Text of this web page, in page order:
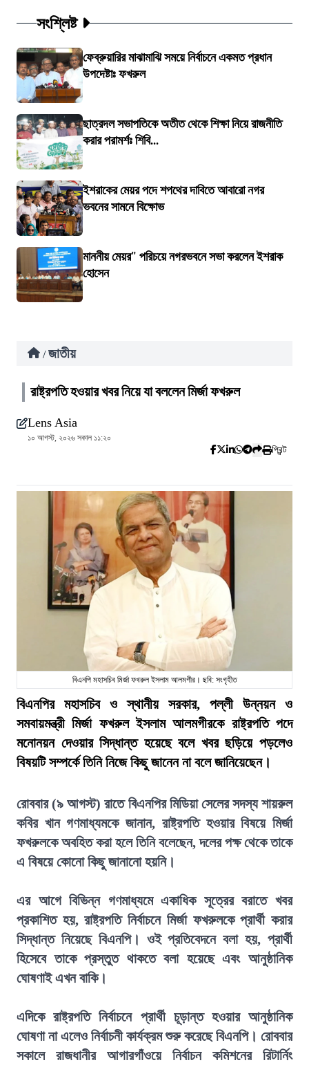
সংশ্লিষ্ট
ফেব্রুয়ারির মাঝামাঝি সময়ে নির্বাচনে একমত প্রধান
উপদেষ্টাঃ ফখরুল
ছাত্রদল সভাপতিকে অতীত থেকে শিক্ষা নিয়ে রাজনীতি
করার পরামর্শঃ শিবি...
ইশরাকের মেয়র পদে শপথের দাবিতে আবারো নগর
ভবনের সামনে বিক্ষোভ
মাননীয় মেয়র" পরিচয়ে নগরভবনে সভা করলেন ইশরাক
হোসেন
/ জাতীয়
রাষ্ট্রপতি হওয়ার খবর নিয়ে যা বললেন মির্জা ফখরুল
Lens Asia
১০ আগস্ট, ২০২৬ সকাল ১১:২০
প্রিন্ট
বিএনপি মহাসচিব মির্জা ফখরুল ইসলাম আলমগীর। ছবি: সংগৃহীত
বিএনপির মহাসচিব ও স্থানীয় সরকার, পল্লী উন্নয়ন ও
সমবায়মন্ত্রী মির্জা ফখরুল ইসলাম আলমগীরকে রাষ্ট্রপতি পদে
মনোনয়ন দেওয়ার সিদ্ধান্ত হয়েছে বলে খবর ছড়িয়ে পড়লেও
বিষয়টি সম্পর্কে তিনি নিজে কিছু জানেন না বলে জানিয়েছেন।
রোববার (৯ আগস্ট) রাতে বিএনপির মিডিয়া সেলের সদস্য শায়রুল
কবির খান গণমাধ্যমকে জানান, রাষ্ট্রপতি হওয়ার বিষয়ে মির্জা
ফখরুলকে অবহিত করা হলে তিনি বলেছেন, দলের পক্ষ থেকে তাকে
এ বিষয়ে কোনো কিছু জানানো হয়নি।
এর আগে বিভিন্ন গণমাধ্যমে একাধিক সূত্রের বরাতে খবর
প্রকাশিত হয়, রাষ্ট্রপতি নির্বাচনে মির্জা ফখরুলকে প্রার্থী করার
সিদ্ধান্ত নিয়েছে বিএনপি। ওই প্রতিবেদনে বলা হয়, প্রার্থী
হিসেবে তাকে প্রস্তুত থাকতে বলা হয়েছে এবং আনুষ্ঠানিক
ঘোষণাই এখন বাকি।
এদিকে রাষ্ট্রপতি নির্বাচনে প্রার্থী চূড়ান্ত হওয়ার আনুষ্ঠানিক
ঘোষণা না এলেও নির্বাচনী কার্যক্রম শুরু করেছে বিএনপি। রোববার
সকালে রাজধানীর আগারগাঁওয়ে নির্বাচন কমিশনের রিটার্নিং